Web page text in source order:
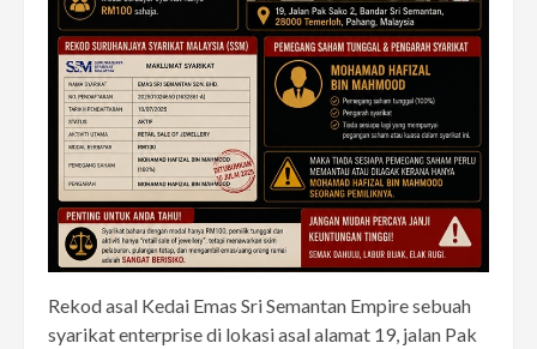
Rekod asal Kedai Emas Sri Semantan Empire sebuah
syarikat enterprise di lokasi asal alamat 19, jalan Pak